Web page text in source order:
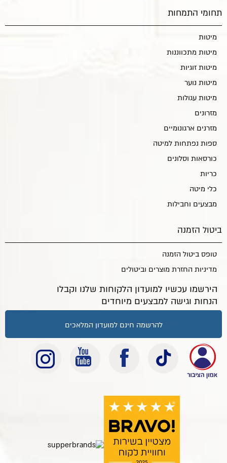
תחומי התמחות
מיטות
מיטות מתכווננות
מיטות זוגיות
מיטות נוער
מיטות עגולות
מזרונים
מזרנים ארגונומיים
ספות נפתחות למיטה
כורסאות וסלונים
כריות
כלי מיטה
מבצעים וחבילות
ביטול הזמנה
טופס ביטול הזמנה
מדיניות החזרת מוצרים וביטולים
הירשמו עכשיו למועדון הלקוחות שלנו וקבלו
הנחות וגישה למבצעים מיוחדים
להרשמה חינם למועדון המלאכים